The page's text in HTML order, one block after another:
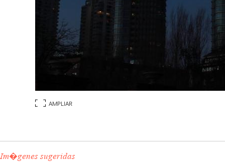
AMPLIAR
Im�genes sugeridas